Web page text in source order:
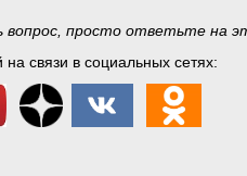
просто ответьте на
на связи в социальных сетях: